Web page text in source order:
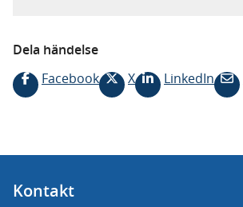
Dela händelse
Facebook
X LinkedIn
Kontakt